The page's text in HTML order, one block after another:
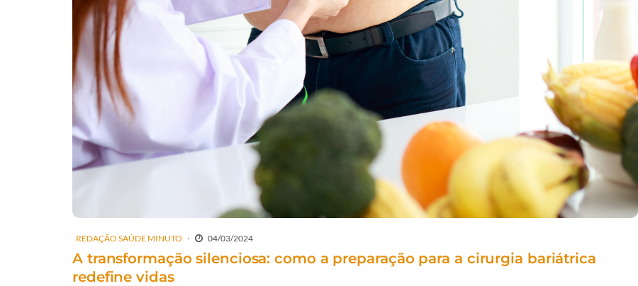
REDAÇÃO SAÚDE MINUTO 04/03/2024
A transformação silenciosa: como a preparação para a cirurgia bariátrica
redefine vidas